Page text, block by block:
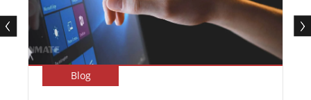
Blog